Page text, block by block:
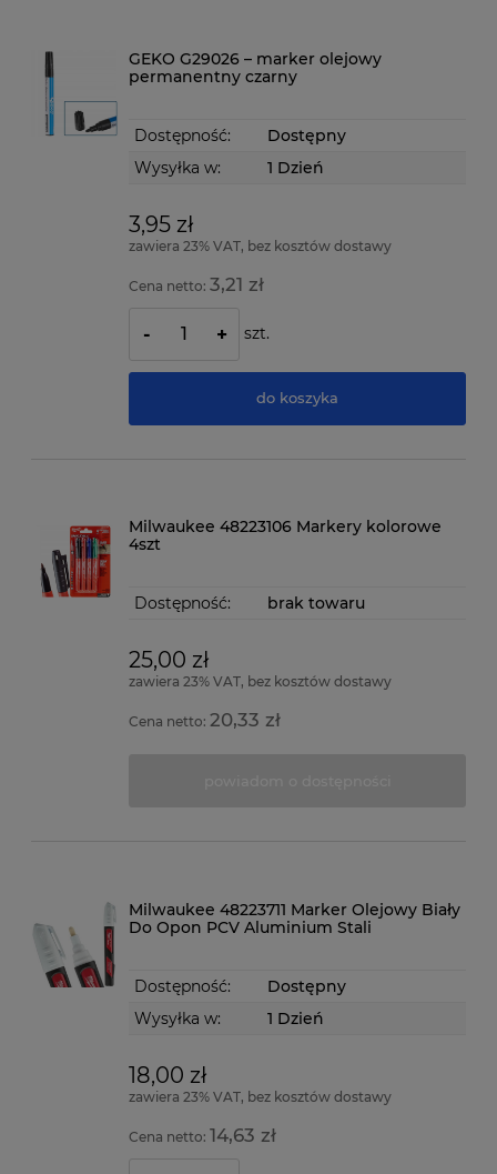
GEKO G29026 – marker olejowy
permanentny czarny
Dostępność:
Dostępny
Wysyłka w:
1 Dzień
3,95 zł
zawiera 23% VAT, bez kosztów dostawy
Cena netto:3,21 zł
- + szt.
do koszyka
Milwaukee 48223106 Markery kolorowe
4szt
Dostępność: brak towaru
25,00 zł
zawiera 23% VAT, bez kosztów dostawy
Cena netto:20,33 zł
Milwaukee 48223711 Marker Olejowy Biały
Do Opon PCV Aluminium Stali
Dostępność:
Dostępny
Wysyłka w:
1 Dzień
18,00 zł
zawiera 23% VAT, bez kosztów dostawy
Cena netto:14,63 zł